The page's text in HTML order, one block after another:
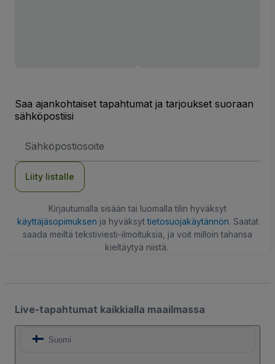
Saa ajankohtaiset tapahtumat ja tarjoukset suoraan
sähköpostiisi
Liity listalle
Kirjautumalla sisään tai luomalla tilin hyväksyt
käyttäjäsopimuksen ja hyväksyttietosuojakäytännön. Saatat
saada meiltä tekstiviesti-ilmoituksia, ja voit milloin tahansa
kieltäytyä niistä.
Live-tapahtumat kaikkialla maailmassa
Suomi